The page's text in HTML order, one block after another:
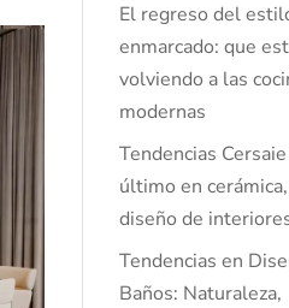
El regreso del
enmarcado: que
volviendo a las
modernas
Tendencias
último en
diseño de
Tendencias en
Baños: Naturaleza,